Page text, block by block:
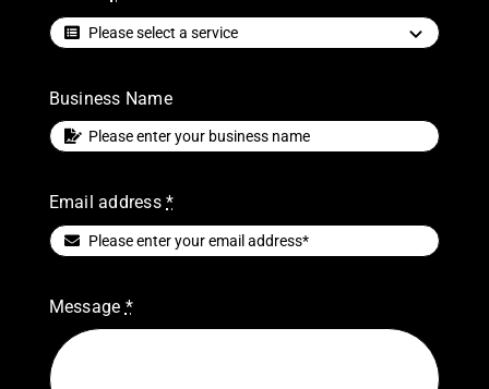
Business Name
Email address*
Message *